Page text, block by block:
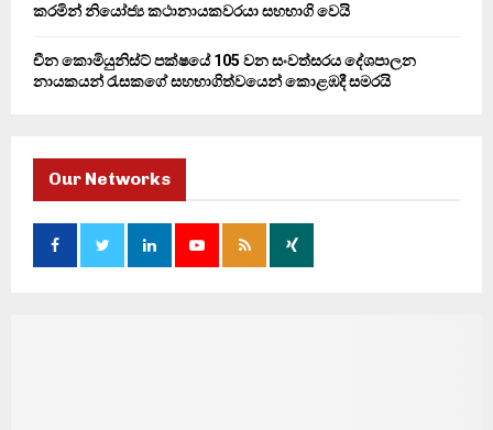
කරමින් නියෝජ්‍ය කථානායකවරයා සහභාගි වෙයි
චීන කොමියුනිස්ට් පක්ෂයේ 105 වන සංවත්සරය දේශපාලන
නායකයන් රැසකගේ සහභාගිත්වයෙන් කොළඹදී සමරයි
Our Networks